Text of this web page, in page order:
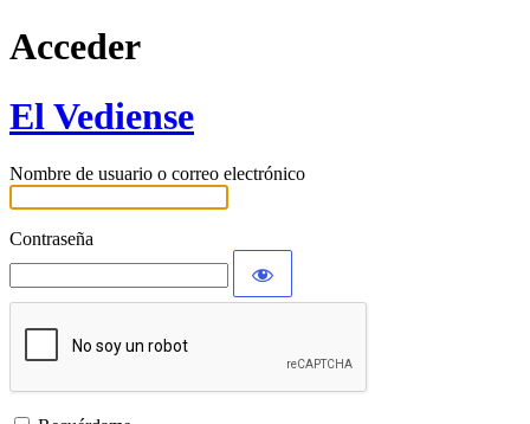
Acceder
El Vediense
Nombre de usuario o correo electrónico
Contraseña